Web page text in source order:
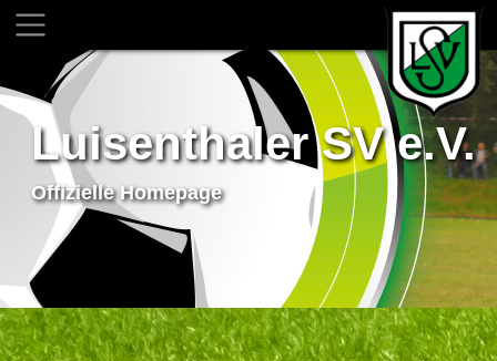
Luisenthaler SV e.V.
Offizielle Homepage